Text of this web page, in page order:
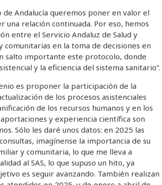
de Andalucía queremos poner en valor el
una relación continuada. Por eso, hemos
entre el Servicio Andaluz de Salud y
en la toma de decisiones en
salto importante este protocolo, donde
y la eficiencia del sistema sanitario”.
es proponer la participación de la
de los procesos asistenciales
de los recursos humanos y en los
y experiencia científica son
Sólo les daré unos datos: en 2025 las
imagínense la importancia de su
y comunitaria, lo que me lleva a
al SAS, lo que supuso un hito, ya
es seguir avanzando. También realizan